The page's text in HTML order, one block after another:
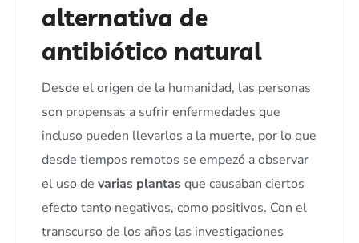
alternativa de
antibiótico natural
Desde el origen de la humanidad, las personas
son propensas a sufrir enfermedades que
incluso pueden llevarlos a la muerte, por lo que
desde tiempos remotos se empezó a observar
el uso devarias plantasque causaban ciertos
efecto tanto negativos, como positivos. Con el
transcurso de los años las investigaciones